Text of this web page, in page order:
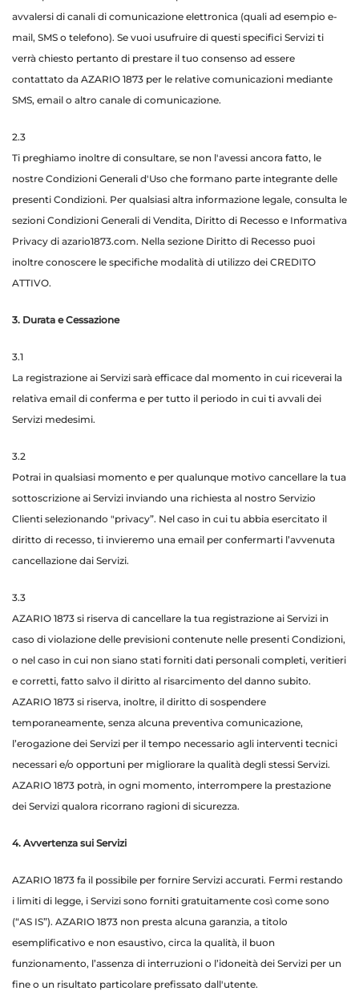
avvalersi di canali di comunicazione elettronica (quali ad esempio e-
mail, SMS o telefono). Se vuoi usufruire di questi specifici Servizi ti
verrà chiesto pertanto di prestare il tuo consenso ad essere
contattato da AZARIO 1873 per le relative comunicazioni mediante
SMS, email o altro canale di comunicazione.
2.3
Ti preghiamo inoltre di consultare, se non l'avessi ancora fatto, le
nostre Condizioni Generali d'Uso che formano parte integrante delle
presenti Condizioni. Per qualsiasi altra informazione legale, consulta le
sezioni Condizioni Generali di Vendita, Diritto di Recesso e Informativa
Privacy di azario1873.com. Nella sezione Diritto di Recesso puoi
inoltre conoscere le specifiche modalità di utilizzo dei CREDITO
ATTIVO.
3. Durata e Cessazione
3.1
La registrazione ai Servizi sarà efficace dal momento in cui riceverai la
relativa email di conferma e per tutto il periodo in cui ti avvali dei
Servizi medesimi.
3.2
Potrai in qualsiasi momento e per qualunque motivo cancellare la tua
sottoscrizione ai Servizi inviando una richiesta al nostro Servizio
Clienti selezionando "privacy”. Nel caso in cui tu abbia esercitato il
diritto di recesso, ti invieremo una email per confermarti l’avvenuta
cancellazione dai Servizi.
3.3
AZARIO 1873 si riserva di cancellare la tua registrazione ai Servizi in
caso di violazione delle previsioni contenute nelle presenti Condizioni,
o nel caso in cui non siano stati forniti dati personali completi, veritieri
e corretti, fatto salvo il diritto al risarcimento del danno subito.
AZARIO 1873 si riserva, inoltre, il diritto di sospendere
temporaneamente, senza alcuna preventiva comunicazione,
l’erogazione dei Servizi per il tempo necessario agli interventi tecnici
necessari e/o opportuni per migliorare la qualità degli stessi Servizi.
AZARIO 1873 potrà, in ogni momento, interrompere la prestazione
dei Servizi qualora ricorrano ragioni di sicurezza.
4. Avvertenza sui Servizi
AZARIO 1873 fa il possibile per fornire Servizi accurati. Fermi restando
i limiti di legge, i Servizi sono forniti gratuitamente così come sono
(“AS IS”). AZARIO 1873 non presta alcuna garanzia, a titolo
esemplificativo e non esaustivo, circa la qualità, il buon
funzionamento, l’assenza di interruzioni o l’idoneità dei Servizi per un
fine o un risultato particolare prefissato dall'utente.